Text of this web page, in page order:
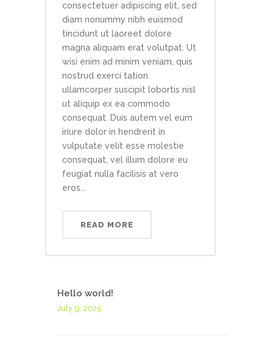
consectetuer adipiscing elit, sed
diam nonummy nibh euismod
tincidunt ut laoreet dolore
magna aliquam erat volutpat. Ut
wisi enim ad minim veniam, quis
nostrud exerci tation
ullamcorper suscipit lobortis nisl
ut aliquip ex ea commodo
consequat. Duis autem vel eum
iriure dolor in hendrerit in
vulputate velit esse molestie
consequat, vel illum dolore eu
feugiat nulla facilisis at vero
eros...
READ MORE
Hello world!
July 9, 2025